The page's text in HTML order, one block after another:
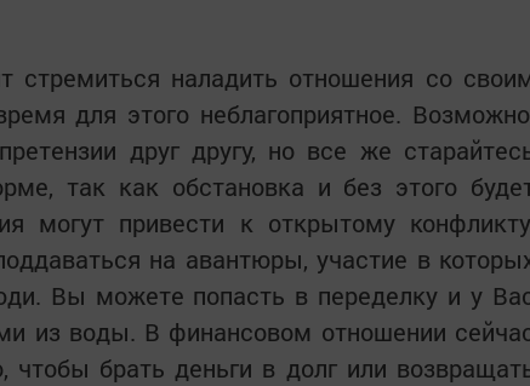
стремиться наладить отношения со
для этого неблагоприятное.
друг другу, но все же
так как обстановка и без этого
могут привести к открытому
на авантюры, участие в
Вы можете попасть в переделку и у
из воды. В финансовом отношении
чтобы брать деньги в долг или